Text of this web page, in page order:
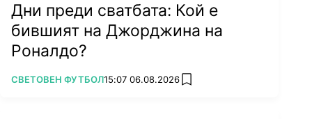
Дни преди сватбата: Кой е
бившият на Джорджина на
Роналдо?
ПОВЕЧЕ ОТ
СВЕТОВЕН ФУТБОЛ15:07 06.08.2026 add favorites